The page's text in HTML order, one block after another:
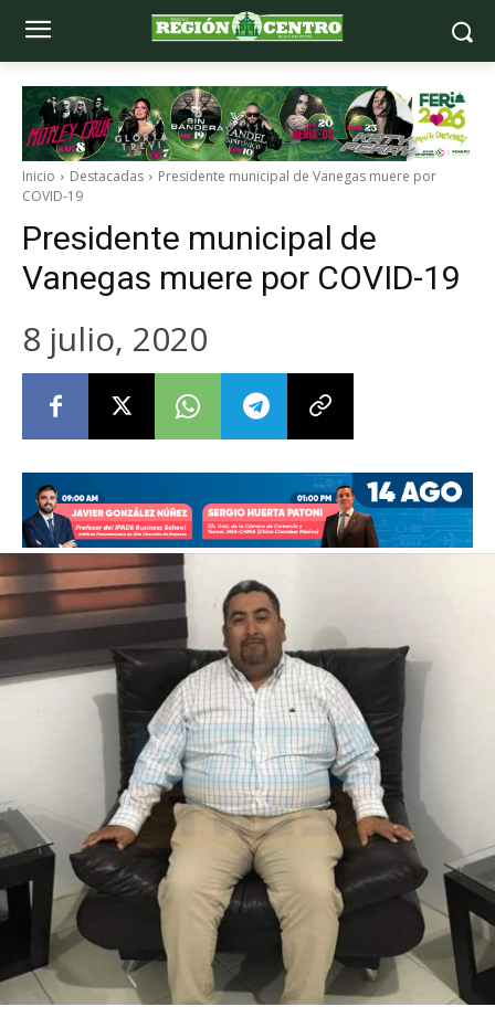
Inicio Destacadas
Presidente municipal de Vanegas muere por
COVID-19
Presidente municipal de
Vanegas muere por COVID-19
8 julio, 2020